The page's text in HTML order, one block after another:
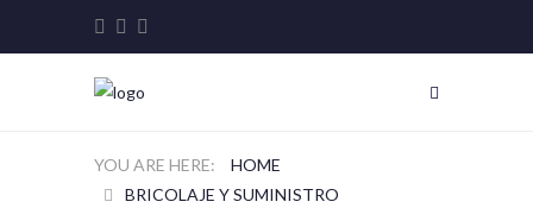
HOME
BRICOLAJE Y SUMINISTRO